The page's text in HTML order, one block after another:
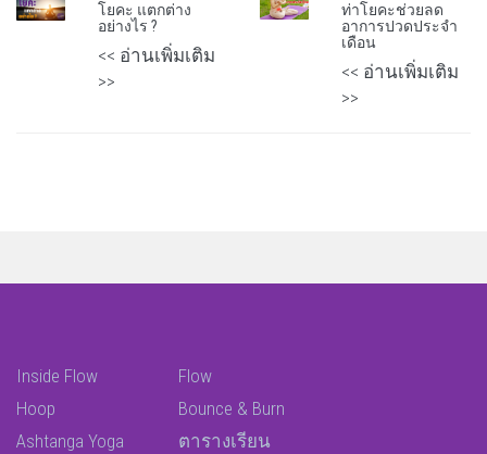
โยคะ แตกต่าง
อย่างไร ?
<< อ่านเพิ่มเติม
>>
ท่าโยคะช่วยลด
อาการปวดประจำ
เดือน
<< อ่านเพิ่มเติม
>>
Inside Flow
Hoop
Ashtanga Yoga
Flow
Bounce & Burn
ตารางเรียน